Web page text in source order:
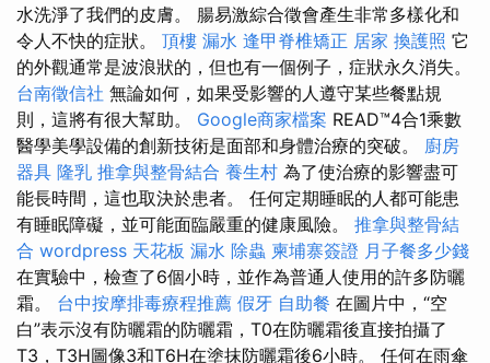
水洗淨了我們的皮膚。 腸易激綜合徵會產生非常多樣化和
令人不快的症狀。 頂樓 漏水 逢甲脊椎矯正 居家 換護照 它
的外觀通常是波浪狀的，但也有一個例子，症狀永久消失。
台南徵信社 無論如何，如果受影響的人遵守某些餐點規
則，這將有很大幫助。 Google商家檔案 READ™4合1乘數
醫學美學設備的創新技術是面部和身體治療的突破。 廚房
器具 隆乳 推拿與整骨結合 養生村 為了使治療的影響盡可
能長時間，這也取決於患者。 任何定期睡眠的人都可能患
有睡眠障礙，並可能面臨嚴重的健康風險。 推拿與整骨結
合 wordpress 天花板 漏水 除蟲 柬埔寨簽證 月子餐多少錢
在實驗中，檢查了6個小時，並作為普通人使用的許多防曬
霜。 台中按摩排毒療程推薦 假牙 自助餐 在圖片中，“空
白”表示沒有防曬霜的防曬霜，T0在防曬霜後直接拍攝了
T3，T3H圖像3和T6H在塗抹防曬霜後6小時。 任何在雨傘